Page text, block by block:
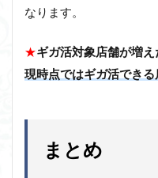
なります。
★ギガ活対象店舗が増え
現時点ではギガ活でき
まとめ